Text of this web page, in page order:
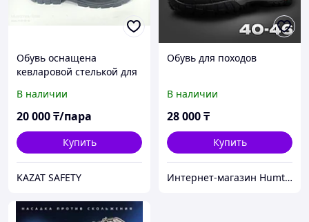
Обувь оснащена
кевларовой стелькой для
композитным защитным
носком
В наличии
20 000₸/пара
Купить
KAZAT SAFETY
Обувь для походов
В наличии
28 000₸
Купить
Интернет-магазин Humtto Kazakhstan